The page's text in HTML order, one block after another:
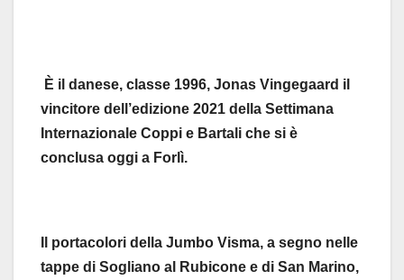
È il danese, classe 1996, Jonas Vingegaard il
vincitore dell’edizione 2021 della Settimana
Internazionale Coppi e Bartali che si è
conclusa oggi a Forlì.
Il portacolori della Jumbo Visma, a segno nelle
tappe di Sogliano al Rubicone e di San Marino,